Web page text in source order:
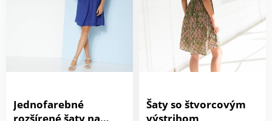
Jednofarebné
rozšírené šaty na
Šaty so štvorcovým
výstrihom